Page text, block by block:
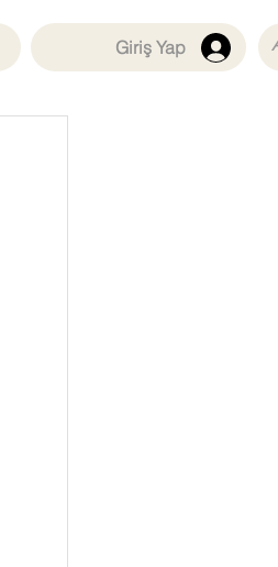
Giriş Yap